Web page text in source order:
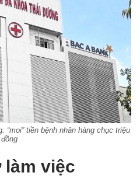
“moi” tiền bệnh nhân hàng chục triệu
đồng
việc